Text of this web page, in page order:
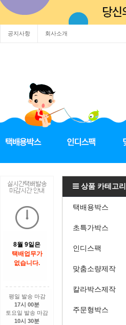
공지사항 회사소개
8월 9일은
택배업무가
없습니다.
평일 발송 마감
17시 00분
토요일 발송 마감
10시 30분
상품 카테고리
택배용박스
초특가박스
인디스팩
맞춤소량제작
칼라박스제작
주문형박스